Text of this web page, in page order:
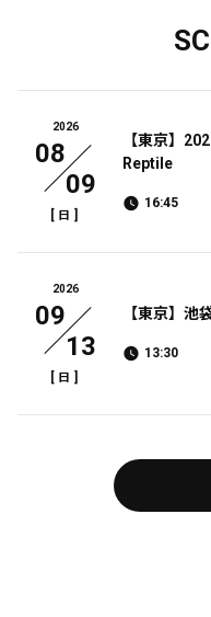
2026
08
09
[ 日 ]
【東京】
Reptile
16:45
2026
09
13
[ 日 ]
【東京】池
13:30